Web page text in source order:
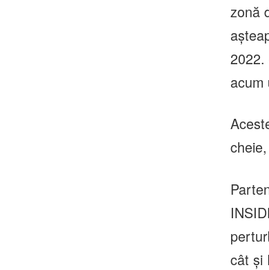
zonă
acum
cât și